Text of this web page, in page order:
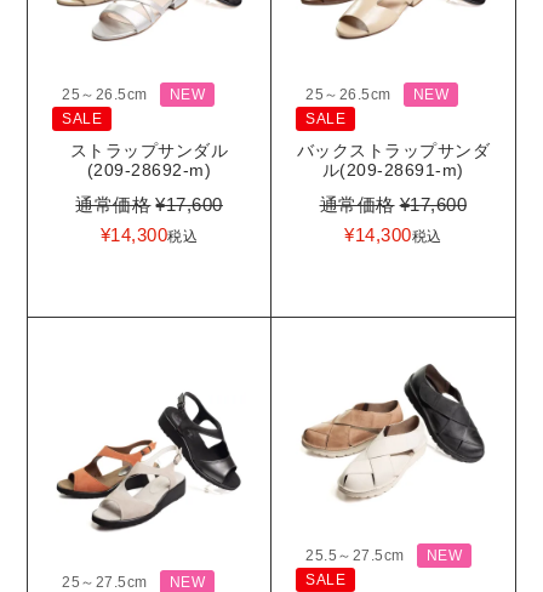
25～26.5cm
NEW
SALE
ストラップサンダル
(209-28692-m)
通常価格 ¥17,600
¥14,300税込
25～26.5cm
NEW
SALE
バックストラップサンダ
ル(209-28691-m)
通常価格 ¥17,600
¥14,300税込
25～27.5cm NEW
25.5～27.5cm
NEW
SALE